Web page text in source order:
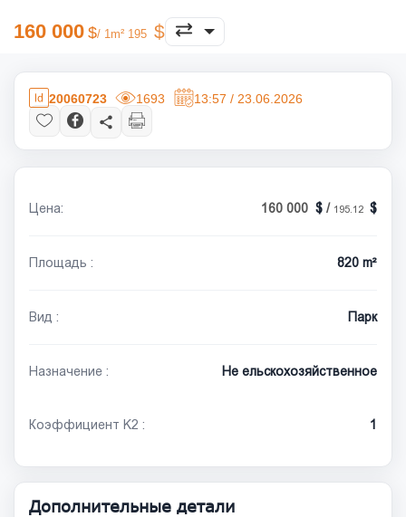
160 000 / 1m² 195
20060723 1693 13:57 / 23.06.2026
Цена: 160 000 / 195.12
Площадь : 820 m²
Вид : Парк
Назначение : Не ельскохозяйственное
Коэффициент K2 : 1
Дополнительные детали